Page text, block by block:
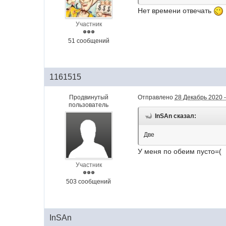
Участник
51 сообщений
Нет времени отвечать
1161515
Продвинутый
пользователь
Участник
503 сообщений
Отправлено28 Декабрь 2020
InSAn сказал:
Две
У меня по обеим пусто=(
InSAn